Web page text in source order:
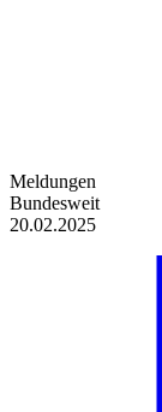
Meldungen
Bundesweit
20.02.2025